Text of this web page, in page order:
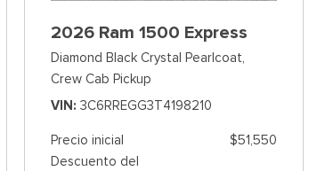
2026 Ram 1500 Express
Diamond Black Crystal Pearlcoat,
Crew Cab Pickup
VIN
3C6RREGG3T4198210
Precio inicial
$51,550
Descuento del